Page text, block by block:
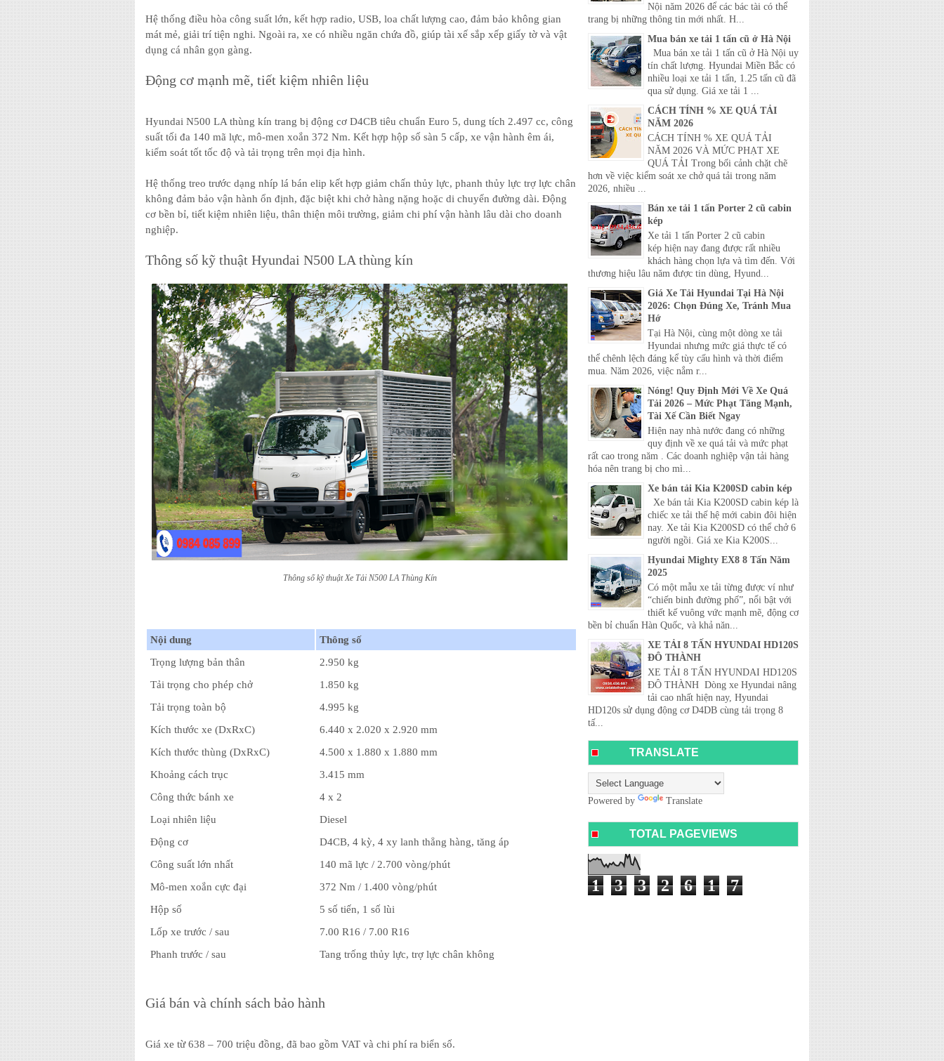
Hệ thống điều hòa công suất lớn, kết hợp radio, USB, loa chất lượng cao, đảm bảo không gian
mát mẻ, giải trí tiện nghi. Ngoài ra, xe có nhiều ngăn chứa đồ, giúp tài xế sắp xếp giấy tờ và vật
dụng cá nhân gọn gàng.
Động cơ mạnh mẽ, tiết kiệm nhiên liệu
Hyundai N500 LA thùng kín trang bị động cơ D4CB tiêu chuẩn Euro 5, dung tích 2.497 cc, công
suất tối đa 140 mã lực, mô-men xoắn 372 Nm. Kết hợp hộp số sàn 5 cấp, xe vận hành êm ái,
kiểm soát tốt tốc độ và tải trọng trên mọi địa hình.
Hệ thống treo trước dạng nhíp lá bán elip kết hợp giảm chấn thủy lực, phanh thủy lực trợ lực chân
không đảm bảo vận hành ổn định, đặc biệt khi chở hàng nặng hoặc di chuyển đường dài. Động
cơ bền bỉ, tiết kiệm nhiên liệu, thân thiện môi trường, giảm chi phí vận hành lâu dài cho doanh
nghiệp.
Thông số kỹ thuật Hyundai N500 LA thùng kín
Thông số kỹ thuật Xe Tải N500 LA Thùng Kín
Nội dung
Thông số
Trọng lượng bản thân
2.950 kg
Tải trọng cho phép chở
1.850 kg
Tải trọng toàn bộ
4.995 kg
Kích thước xe (DxRxC)
6.440 x 2.020 x 2.920 mm
Kích thước thùng (DxRxC)
4.500 x 1.880 x 1.880 mm
Khoảng cách trục
3.415 mm
Công thức bánh xe
4 x 2
Loại nhiên liệu
Diesel
Động cơ
D4CB, 4 kỳ, 4 xy lanh thẳng hàng, tăng áp
Công suất lớn nhất
140 mã lực / 2.700 vòng/phút
Mô-men xoắn cực đại
372 Nm / 1.400 vòng/phút
Hộp số
5 số tiến, 1 số lùi
Lốp xe trước / sau
7.00 R16 / 7.00 R16
Phanh trước / sau
Tang trống thủy lực, trợ lực chân không
Giá bán và chính sách bảo hành
Giá xe từ 638 – 700 triệu đồng, đã bao gồm VAT và chi phí ra biển số.
Nội năm 2026 để các bác tài có thể
trang bị những thông tin mới nhất. H...
Mua bán xe tải 1 tấn cũ ở Hà Nội
Mua bán xe tải 1 tấn cũ ở Hà Nội uy
tín chất lượng. Hyundai Miền Bắc có
nhiều loại xe tải 1 tấn, 1.25 tấn cũ đã
qua sử dụng. Giá xe tải 1 ...
CÁCH TÍNH % XE QUÁ TẢI
NĂM 2026
CÁCH TÍNH % XE QUÁ TẢI
NĂM 2026 VÀ MỨC PHẠT XE
QUÁ TẢI Trong bối cảnh chặt chẽ
hơn về việc kiểm soát xe chở quá tải trong năm
2026, nhiều ...
Bán xe tải 1 tấn Porter 2 cũ cabin
kép
Xe tải 1 tấn Porter 2 cũ cabin
kép hiện nay đang được rất nhiều
khách hàng chọn lựa và tìm đến. Với
thương hiệu lâu năm được tin dùng, Hyund...
Giá Xe Tải Hyundai Tại Hà Nội
2026: Chọn Đúng Xe, Tránh Mua
Hớ
Tại Hà Nội, cùng một dòng xe tải
Hyundai nhưng mức giá thực tế có
thể chênh lệch đáng kể tùy cấu hình và thời điểm
mua. Năm 2026, việc nắm r...
Nóng! Quy Định Mới Về Xe Quá
Tải 2026 – Mức Phạt Tăng Mạnh,
Tài Xế Cần Biết Ngay
Hiện nay nhà nước đang có những
quy định về xe quá tải và mức phạt
rất cao trong năm . Các doanh nghiệp vận tải hàng
hóa nên trang bị cho mì...
Xe bán tải Kia K200SD cabin kép
Xe bán tải Kia K200SD cabin kép là
chiếc xe tải thế hệ mới cabin đôi hiện
nay. Xe tải Kia K200SD có thể chở 6
người ngồi. Giá xe Kia K200S...
Hyundai Mighty EX8 8 Tấn Năm
2025
Có một mẫu xe tải từng được ví như
“chiến binh đường phố”, nổi bật với
thiết kế vuông vức mạnh mẽ, động cơ
bền bỉ chuẩn Hàn Quốc, và khả năn...
XE TẢI 8 TẤN HYUNDAI HD120S
ĐÔ THÀNH
XE TẢI 8 TẤN HYUNDAI HD120S
ĐÔ THÀNH Dòng xe Hyundai nâng
tải cao nhất hiện nay, Hyundai
HD120s sử dụng động cơ D4DB cùng tải trọng 8
tấ...
TRANSLATE
Powered by Translate
TOTAL PAGEVIEWS
1 3 3 2 6 1 7